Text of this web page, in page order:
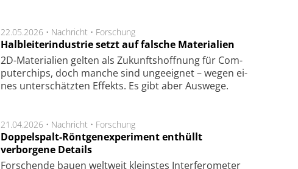
22.05.2026 • Nachricht • Forschung
Halbleiterindustrie setzt auf falsche Materialien
2D-Mate­ri­a­li­en gel­ten als Zu­kunfts­hoff­nung für Com­
pu­ter­chips, doch man­che sind un­ge­eig­net – we­gen ei­
nes un­ter­schätz­ten Ef­fekts. Es gibt aber Aus­we­ge.
21.04.2026 • Nachricht • Forschung
Doppelspalt-Röntgenexperiment enthüllt
verborgene Details
For­schen­de bau­en welt­weit kleins­tes In­ter­fe­ro­me­ter